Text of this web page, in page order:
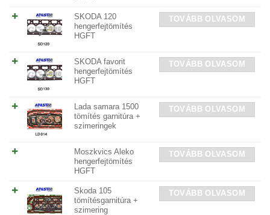
SKODA 120
hengerfejtömítés
HGFT
TOVÁBB OLVASOM
SKODA favorit
hengerfejtömítés
HGFT
TOVÁBB OLVASOM
Lada samara 1500
tömítés garnitúra +
szimeringek
TOVÁBB OLVASOM
Moszkvics Aleko
hengerfejtömítés
HGFT
TOVÁBB OLVASOM
Skoda 105
tömítésgarnitúra +
szimering
TOVÁBB OLVASOM